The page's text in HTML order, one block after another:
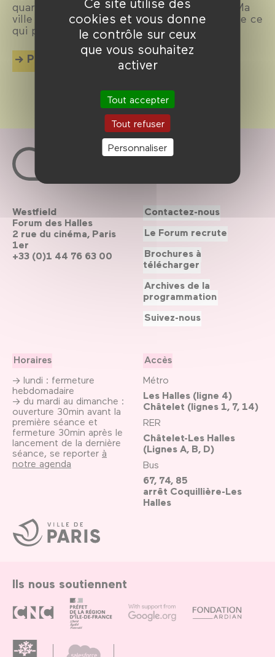
cookies et vous donne
le contrôle sur ceux
que vous souhaitez
activer
Tout accepter
Tout refuser
Personnaliser
quartier, d’une époque ou d’un thème, CinéMa
ville propose chaque mois une exploration de ce
qui palpite dans la cité.
Plus d'info
Ville
de
Paris
Westfield
Forum des Halles
2 rue du cinéma, Paris
1er
+33 (0)1 44 76 63 00
Horaires
→ lundi : fermeture
hebdomadaire
→ du mardi au dimanche :
ouverture 30min avant la
première séance et
fermeture 30min après le
lancement de la dernière
séance, se reporter à
notre agenda
Accès
Métro
Les Halles (ligne 4)
Châtelet (lignes 1, 7, 14)
RER
Châtelet-Les Halles
(Lignes A, B, D)
Bus
67, 74, 85
arrêt Coquillière-Les
Halles
Contactez-nous
Le Forum recrute
Brochures à
télécharger
Archives de la
programmation
Suivez-nous
Ils nous soutiennent